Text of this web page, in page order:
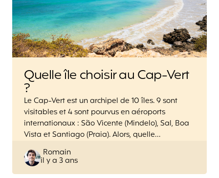
Quelle île choisir au Cap-Vert
?
Le Cap-Vert est un archipel de 10 îles. 9 sont
visitables et 4 sont pourvus en aéroports
internationaux : São Vicente (Mindelo), Sal, Boa
Vista et Santiago (Praia). Alors, quelle…
Posted
by
Romain
il y a 3 ans